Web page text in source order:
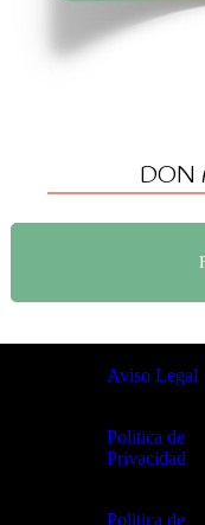
DON
Aviso Legal
Politica de
Privacidad
Politica de